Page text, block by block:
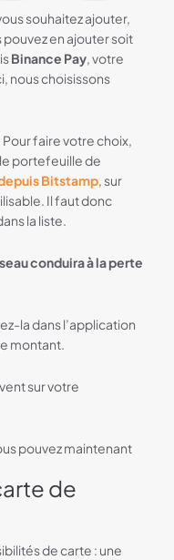
souhaitez ajouter,
en ajouter soit
Binance Pay, votre
nous choisissons
faire votre choix,
portefeuille de
Bitstamp, sur
Il faut donc
la liste.
conduira à la perte
la dans l’application
montant.
sur votre
pouvez maintenant
de
de carte : une